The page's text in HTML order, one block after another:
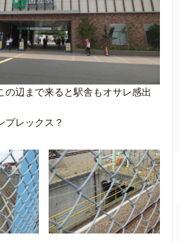
の辺まで来ると駅舎もオサレ感出
プレックス？